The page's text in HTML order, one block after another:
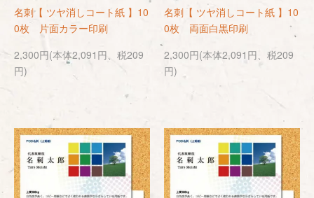
名刺【 ツヤ消しコート紙 】10
0枚 片面カラー印刷
2,300円(本体2,091円、税209
円)
名刺【 ツヤ消しコート紙 】10
0枚 両面白黒印刷
2,300円(本体2,091円、税209
円)